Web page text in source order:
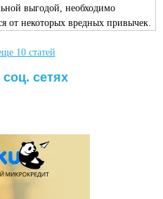
выгодой, необходимо
от некоторых вредных привычек.
10 статей
сетях